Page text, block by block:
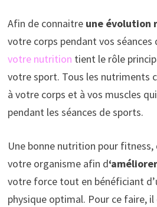
Afin de connaitre une évolution
votre corps pendant vos
votre nutrition tient le rôle
votre sport. Tous les nutriments
à votre corps et à vos muscles
pendant les séances de sports.
Une bonne nutrition pour fitness,
votre organisme afin d
votre force tout en bénéficiant
physique optimal. Pour ce faire,